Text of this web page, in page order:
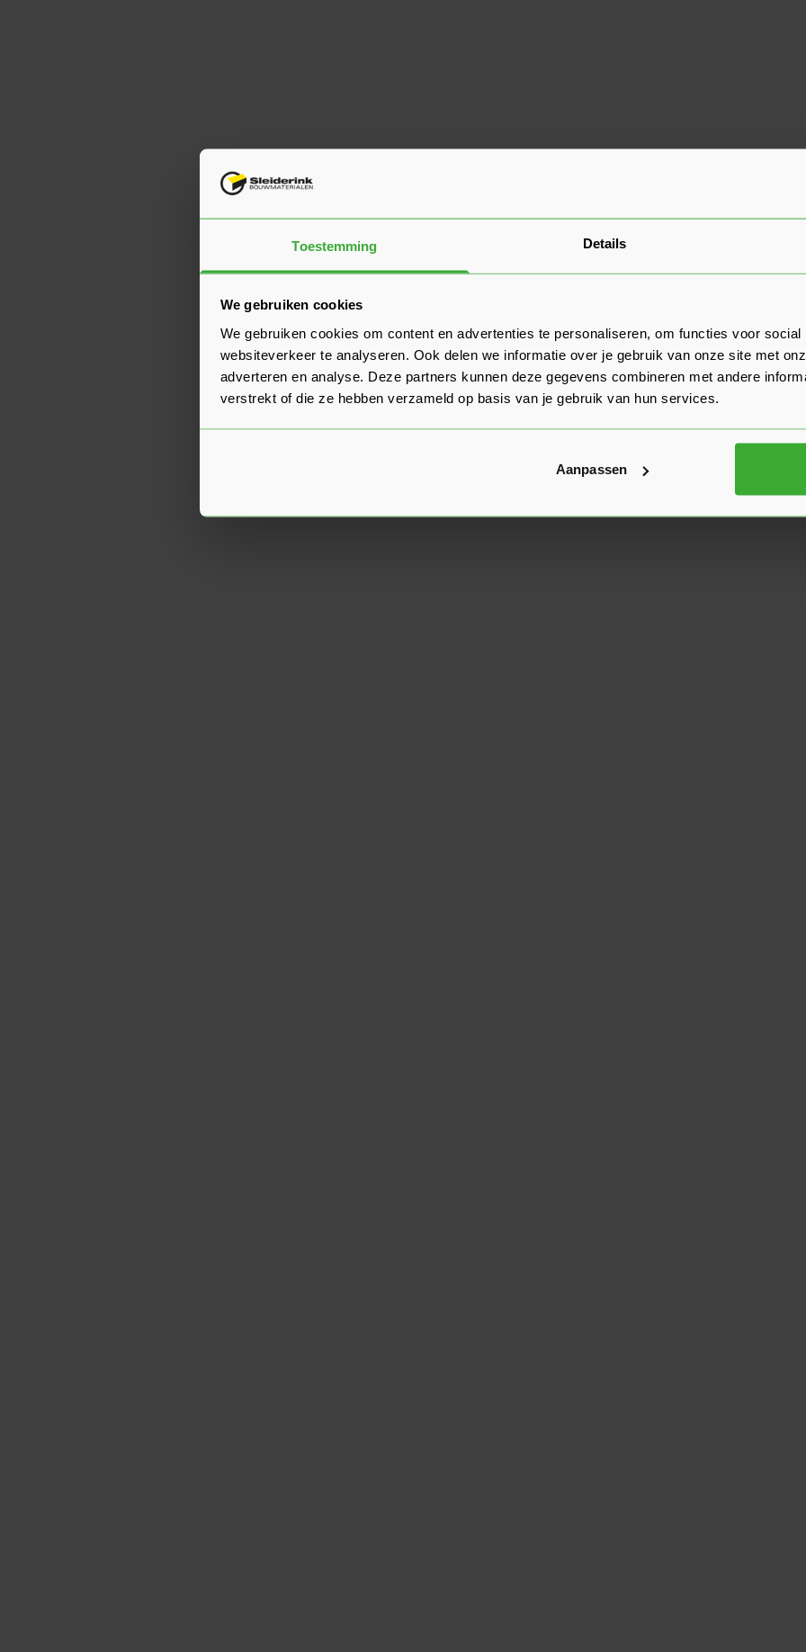
Toestemming Details
We gebruiken cookies
We gebruiken cookies om content en advertenties te personaliseren, om functies voor
websiteverkeer te analyseren. Ook delen we informatie over je gebruik van onze site met
adverteren en analyse. Deze partners kunnen deze gegevens combineren met andere
verstrekt of die ze hebben verzameld op basis van je gebruik van hun services.
Aanpassen